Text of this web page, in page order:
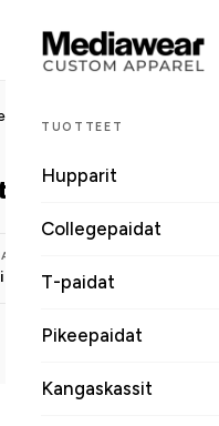
TUOTTEET
Hupparit
Collegepaidat
T-paidat
Pikeepaidat
Kangaskassit
140 g/m²
140